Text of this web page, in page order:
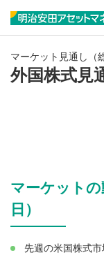
マーケット見通し（
外国株式見
マーケット
日）
先週の米国株式市